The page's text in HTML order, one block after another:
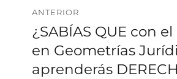
Navegación
de
entradas
ANTERIOR
Entrada
anterior:
¿SABÍAS QUE con
en Geometrías
aprenderás